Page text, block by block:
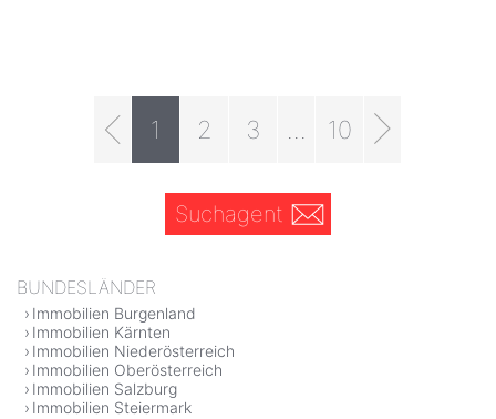
1 2 3 10
Suchagent
BUNDESLÄNDER
Immobilien Burgenland
Immobilien Kärnten
Immobilien Niederösterreich
Immobilien Oberösterreich
Immobilien Salzburg
Immobilien Steiermark